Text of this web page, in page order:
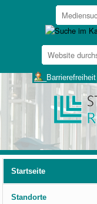
Website
durchsuchen
___Barrierefreiheit
Startseite
Standorte